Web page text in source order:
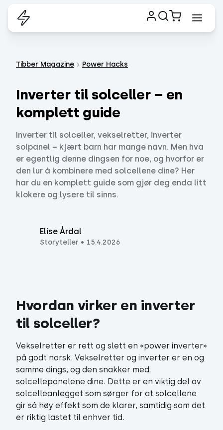
Tibber Magazine Power Hacks
Inverter til solceller – en
komplett guide
Inverter til solceller, vekselretter, inverter
solpanel – kjært barn har mange navn. Men hva
er egentlig denne dingsen for noe, og hvorfor er
den lur å kombinere med solcellene dine? Her
har du en komplett guide som gjør deg enda litt
klokere og lysere til sinns.
Elise Årdal
Storyteller • 15.4.2026
Hvordan virker en inverter
til solceller?
Vekselretter er rett og slett en «power inverter»
på godt norsk. Vekselretter og inverter er en og
samme dings, og den snakker med
solcellepanelene dine. Dette er en viktig del av
solcelleanlegget som sørger for at solcellene
gir så høy effekt som de klarer, samtidig som det
er riktig lastet til enhver tid.